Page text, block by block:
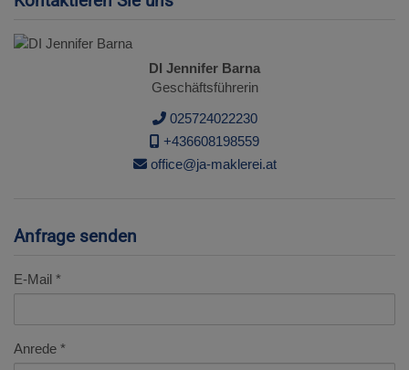
DI Jennifer Barna
Geschäftsführerin
025724022230
+436608198559
office@ja-maklerei.at
Anfrage senden
E-Mail
Anrede